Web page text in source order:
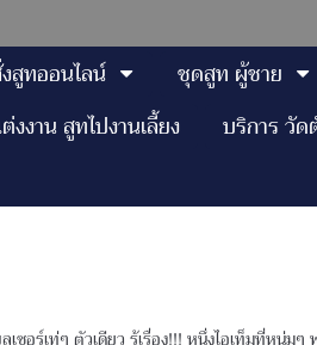
สูทออนไลน์ ชุดสูท ผู้ชาย
งาน สูทไปงานเลี้ยง บริการ วั
เซอร์เท่ๆ ตัวเดียว รู้เรื่อง!!! หนึ่งไอเท็มที่หนุ่